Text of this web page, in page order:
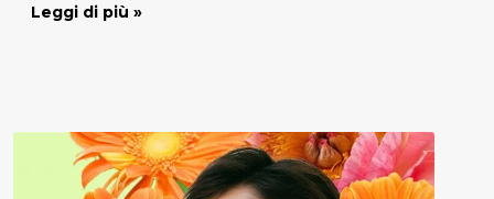
Leggi di più »